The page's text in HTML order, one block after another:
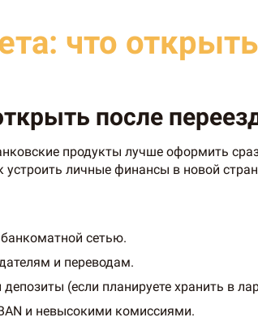
что
после
продукты лучше оформить
личные финансы в новой
сетью.
и переводам.
(если планируете хранить в
и невысокими комиссиями.